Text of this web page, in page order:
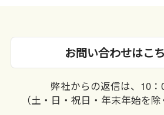
お問い合わせはこ
弊社からの返信は、10：
（土・日・祝日・年末年始を除